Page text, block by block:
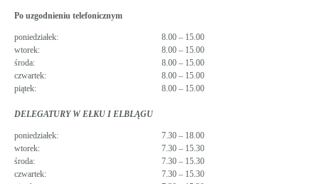
Po uzgodnieniu telefonicznym
poniedziałek:
8.00 – 15.00
wtorek:
8.00 – 15.00
środa:
8.00 – 15.00
czwartek:
8.00 – 15.00
piątek:
8.00 – 15.00
DELEGATURY W EŁKU I ELBLĄGU
poniedziałek:
7.30 – 18.00
wtorek:
7.30 – 15.30
środa:
7.30 – 15.30
czwartek:
7.30 – 15.30